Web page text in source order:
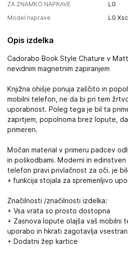
ZA ZNAMKO NAPRAVE
LG
Model naprave
LG
Opis izdelka
Cadorabo Book Style Chature v
nevidnim magnetnim zapiranjem
Knjižna ohišje ponuja zaščito in
mobilni telefon, ne da bi pri tem
uporabnost. Poleg tega je bil ta
zaprtjem, popolnoma brez lopute,
primeren.
Močan material v primeru padcev
in poškodbami. Moderni in
telefon pravi privlačnost za oči. je
+ funkcija stojala za spremenljivo
Značilnosti /značilnosti izdelka:
+ Vsa vrata so prosto dostopna
+ Zasnova lopute olajša vaš mobilni
uporabo in hkrati zagotavlja
+ Dodatni žep kartice